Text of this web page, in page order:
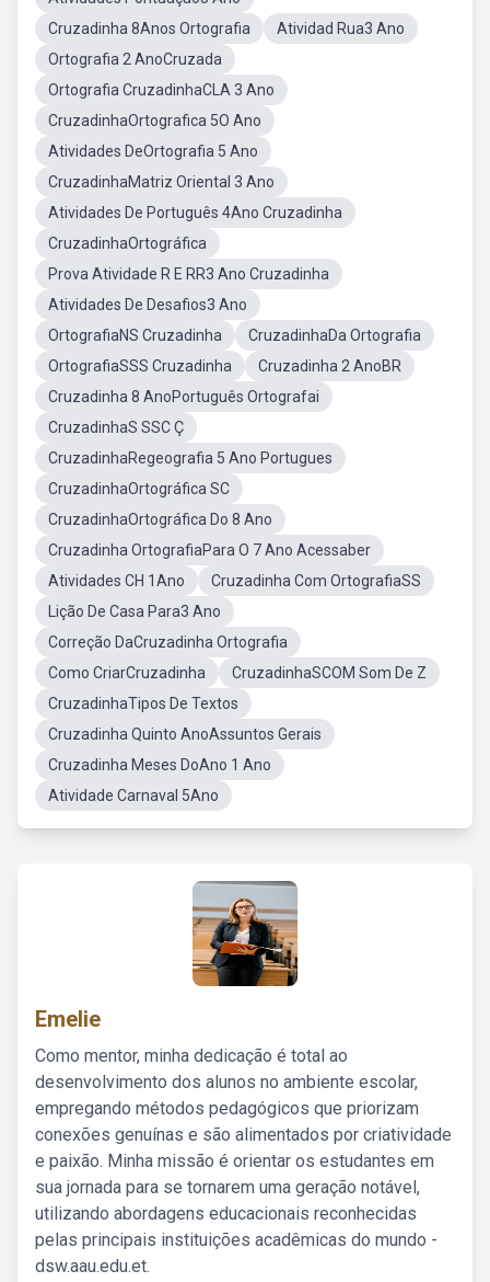
Cruzadinha 8Anos Ortografia
Atividad Rua3 Ano
Ortografia 2 AnoCruzada
Ortografia CruzadinhaCLA 3 Ano
CruzadinhaOrtografica 5O Ano
Atividades DeOrtografia 5 Ano
CruzadinhaMatriz Oriental 3 Ano
Atividades De Português 4Ano Cruzadinha
CruzadinhaOrtográfica
Prova Atividade R E RR3 Ano Cruzadinha
Atividades De Desafios3 Ano
OrtografiaNS Cruzadinha
CruzadinhaDa Ortografia
OrtografiaSSS Cruzadinha
Cruzadinha 2 AnoBR
Cruzadinha 8 AnoPortuguês Ortografai
CruzadinhaS SSC Ç
CruzadinhaRegeografia 5 Ano Portugues
CruzadinhaOrtográfica SC
CruzadinhaOrtográfica Do 8 Ano
Cruzadinha OrtografiaPara O 7 Ano Acessaber
Atividades CH 1Ano
Cruzadinha Com OrtografiaSS
Lição De Casa Para3 Ano
Correção DaCruzadinha Ortografia
Como CriarCruzadinha
CruzadinhaSCOM Som De Z
CruzadinhaTipos De Textos
Cruzadinha Quinto AnoAssuntos Gerais
Cruzadinha Meses DoAno 1 Ano
Atividade Carnaval 5Ano
Emelie
Como mentor, minha dedicação é total ao
desenvolvimento dos alunos no ambiente escolar,
empregando métodos pedagógicos que priorizam
conexões genuínas e são alimentados por criatividade
e paixão. Minha missão é orientar os estudantes em
sua jornada para se tornarem uma geração notável,
utilizando abordagens educacionais reconhecidas
pelas principais instituições acadêmicas do mundo -
dsw.aau.edu.et.